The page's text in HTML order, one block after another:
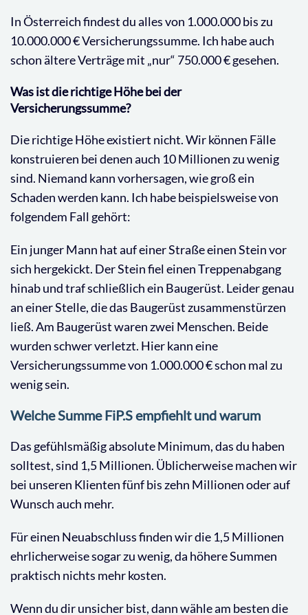
In Österreich findest du alles von 1.000.000 bis zu
10.000.000 € Versicherungssumme. Ich habe auch
schon ältere Verträge mit „nur“ 750.000 € gesehen.
Was ist die richtige Höhe bei der
Versicherungssumme?
Die richtige Höhe existiert nicht. Wir können Fälle
konstruieren bei denen auch 10 Millionen zu wenig
sind. Niemand kann vorhersagen, wie groß ein
Schaden werden kann. Ich habe beispielsweise von
folgendem Fall gehört:
Ein junger Mann hat auf einer Straße einen Stein vor
sich hergekickt. Der Stein fiel einen Treppenabgang
hinab und traf schließlich ein Baugerüst. Leider genau
an einer Stelle, die das Baugerüst zusammenstürzen
ließ. Am Baugerüst waren zwei Menschen. Beide
wurden schwer verletzt. Hier kann eine
Versicherungssumme von 1.000.000 € schon mal zu
wenig sein.
Welche Summe FiP.S empfiehlt und warum
Das gefühlsmäßig absolute Minimum, das du haben
solltest, sind 1,5 Millionen. Üblicherweise machen wir
bei unseren Klienten fünf bis zehn Millionen oder auf
Wunsch auch mehr.
Für einen Neuabschluss finden wir die 1,5 Millionen
ehrlicherweise sogar zu wenig, da höhere Summen
praktisch nichts mehr kosten.
Wenn du dir unsicher bist, dann wähle am besten die